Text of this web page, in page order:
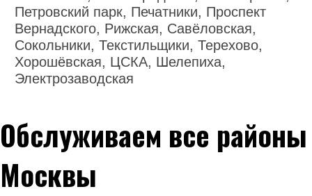
Петровский парк, Печатники, Проспект
Вернадского, Рижская, Савёловская,
Сокольники, Текстильщики, Терехово,
Хорошёвская, ЦСКА, Шелепиха,
Электрозаводская
Обслуживаем все районы
Москвы